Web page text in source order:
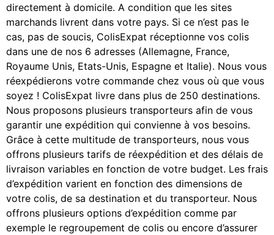
directement à domicile. A condition que les sites
marchands livrent dans votre pays. Si ce n’est pas le
cas, pas de soucis, ColisExpat réceptionne vos colis
dans une de nos 6 adresses (Allemagne, France,
Royaume Unis, Etats-Unis, Espagne et Italie). Nous vous
réexpédierons votre commande chez vous où que vous
soyez ! ColisExpat livre dans plus de 250 destinations.
Nous proposons plusieurs transporteurs afin de vous
garantir une expédition qui convienne à vos besoins.
Grâce à cette multitude de transporteurs, nous vous
offrons plusieurs tarifs de réexpédition et des délais de
livraison variables en fonction de votre budget. Les frais
d’expédition varient en fonction des dimensions de
votre colis, de sa destination et du transporteur. Nous
offrons plusieurs options d’expédition comme par
exemple le regroupement de colis ou encore d’assurer